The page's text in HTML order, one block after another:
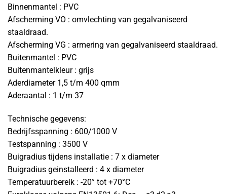
Binnenmantel : PVC
Afscherming VO : omvlechting van gegalvaniseerd
staaldraad.
Afscherming VG : armering van gegalvaniseerd staaldraad.
Buitenmantel : PVC
Buitenmantelkleur : grijs
Aderdiameter 1,5 t/m 400 qmm
Aderaantal : 1 t/m 37
Technische gegevens:
Bedrijfsspanning : 600/1000 V
Testspanning : 3500 V
Buigradius tijdens installatie : 7 x diameter
Buigradius geinstalleerd : 4 x diameter
Temperatuurbereik : -20° tot +70°C